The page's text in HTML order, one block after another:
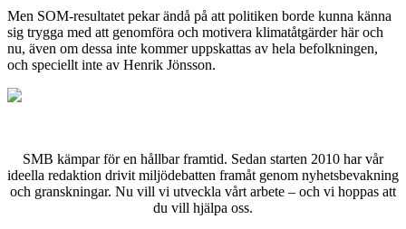
Men SOM-resultatet pekar ändå på att politiken borde kunna känna
sig trygga med att genomföra och motivera klimatåtgärder här och
nu, även om dessa inte kommer uppskattas av hela befolkningen,
och speciellt inte av Henrik Jönsson.
SMB kämpar för en hållbar framtid. Sedan starten 2010 har vår
ideella redaktion drivit miljödebatten framåt genom nyhetsbevakning
och granskningar. Nu vill vi utveckla vårt arbete – och vi hoppas att
du vill hjälpa oss.